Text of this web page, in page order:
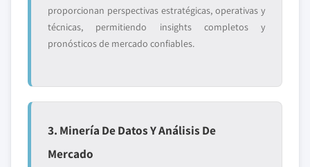
proporcionan perspectivas estratégicas, operativas y
técnicas, permitiendo insights completos y
pronósticos de mercado confiables.
3. Minería De Datos Y Análisis De
Mercado